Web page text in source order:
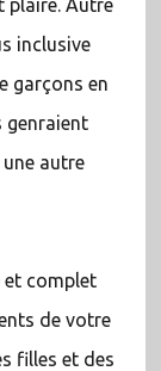
plaire. Autre
inclusive
garçons en
genraient
autre
et complet
de votre
filles et des